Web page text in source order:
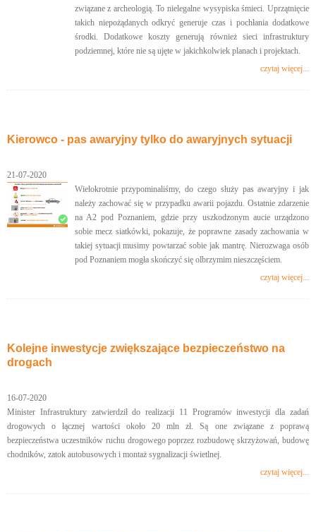
związane z archeologią. To nielegalne wysypiska śmieci. Uprzątnięcie
takich niepożądanych odkryć generuje czas i pochłania dodatkowe
środki. Dodatkowe koszty generują również sieci infrastruktury
podziemnej, które nie są ujęte w jakichkolwiek planach i projektach.
czytaj więcej...
Kierowco - pas awaryjny tylko do awaryjnych sytuacji
21-07-2020
Wielokrotnie przypominaliśmy, do czego służy pas awaryjny i jak
należy zachować się w przypadku awarii pojazdu. Ostatnie zdarzenie
na A2 pod Poznaniem, gdzie przy uszkodzonym aucie urządzono
sobie mecz siatkówki, pokazuje, że poprawne zasady zachowania w
takiej sytuacji musimy powtarzać sobie jak mantrę. Nierozwaga osób
pod Poznaniem mogła skończyć się olbrzymim nieszczęściem.
czytaj więcej...
Kolejne inwestycje zwiększające bezpieczeństwo na
drogach
16-07-2020
Minister Infrastruktury zatwierdził do realizacji 11 Programów inwestycji dla zadań
drogowych o łącznej wartości około 20 mln zł. Są one związane z poprawą
bezpieczeństwa uczestników ruchu drogowego poprzez rozbudowę skrzyżowań, budowę
chodników, zatok autobusowych i montaż sygnalizacji świetlnej.
czytaj więcej...